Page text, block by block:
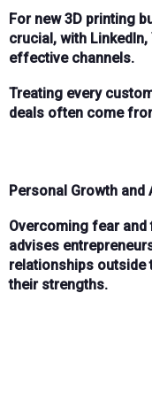
For new 3D printing
crucial, with LinkedIn,
effective channels.
Treating every
deals often come
Personal Growth and
Overcoming fearand
advises
relationships
their strengths.